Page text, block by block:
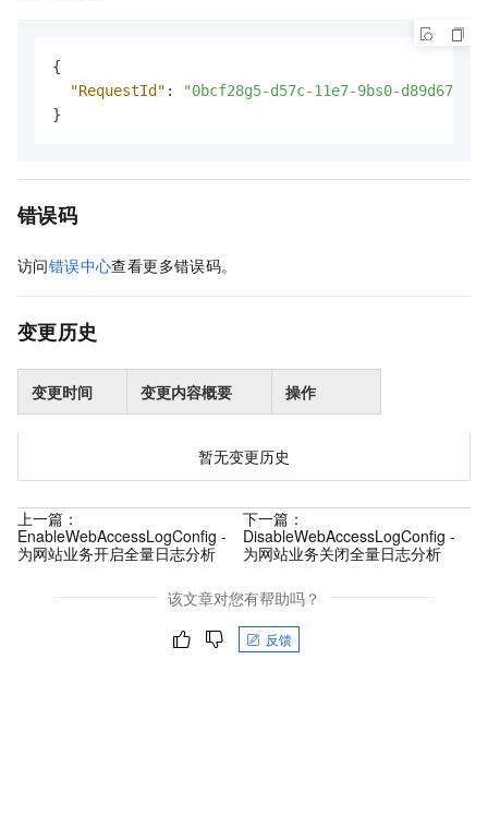
{
"RequestId" :
"0bcf28g5-d57c-11e7-9bs0-
}
错误码
访问错误中心查看更多错误码。
变更历史
变更时间 变更内容概要 操作
暂无变更历史
上一篇：
EnableWebAccessLogConfig -
为网站业务开启全量日志分析
下一篇：
DisableWebAccessLogConfig -
为网站业务关闭全量日志分析
该文章对您有帮助吗？
反馈